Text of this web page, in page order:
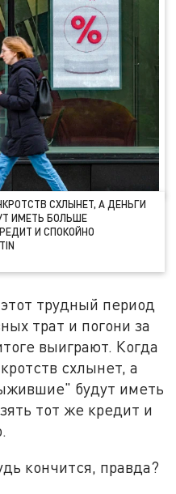
СХЛЫНЕТ, А ДЕНЬГИ
ИМЕТЬ БОЛЬШЕ
И СПОКОЙНО
трудный период
трат и погони за
выиграют. Когда
схлынет, а
будут иметь
тот же кредит и
кончится, правда?